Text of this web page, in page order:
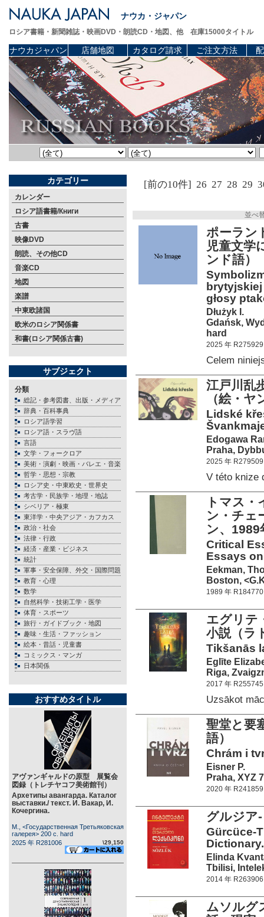
ナウカ・ジャパン
ロシア書籍・新聞雑誌・映画DVD・朗読CD・地図、他 在庫15000タイトル
ナウカジャパン 店舗地図 カタログ請求 ご注文方法
カテゴリー
カレンダー
ロシア語書籍/Книги
古書
映像DVD
朗読、その他CD
音楽CD
地図
楽譜
中東欧諸国
欧米のロシア関係書
和書(ロシア関係古書)
サブジェクト
分類
総記・参考図書、出版・メディア
辞典・百科事典
ロシア語学習
ロシア語・スラヴ語
言語
文学・フォークロア
美術・演劇・映画・バレエ・音楽
哲学・思想・宗教
ロシア史・中東欧史・世界史
考古学・民族学・地理・地誌
シベリア・極東
東洋学・中央アジア・カフカス
政治・社会
法律・行政
経済・産業・ビジネス
統計
軍事・安全保障、外交・国際問題
教育・心理
数学
自然科学・技術工学・医学
体育・スポーツ
旅行・ガイドブック・地図
趣味・生活・ファッション
絵本・昔話・児童書
コミックス・マンガ
日本関係
おすすめタイトル
アヴァンギャルドの原型 展覧会
図録（トレチヤコフ美術館刊）
Архетипы авангарда. Каталог
выставки./ текст. И. Вакар, И.
Кочергина.
М., <Государственная Третьяковская
галерея> 200 c. hard
2025 年 R281006
\29,150
[前の10件] 26 27 28 29
並べ
ポーラン
児童文
ンド語）
głosy
Dłużyk I.
Gdańsk,
hard
2025 年 R275929
Celem
江戸川乱
（絵・
Lidské
Edogawa
Praha,
2025 年 R279509
V této knize
トマス
ン・チェ
ン、1989
Critical
Essays
Eekman,
Boston,
1989 年 R184770
エグリ
小説（ラ
Tikšanās
Eglīte
Riga,
2017 年 R255745
Uzsākot
聖堂と要
語）
Chrám i
Eisner P.
Praha, XYZ
2020 年 R241859
グルジア
Gürcüce-
Dictionary.
Elinda
Tbilisi,
2014 年 R263906
ムソルグ